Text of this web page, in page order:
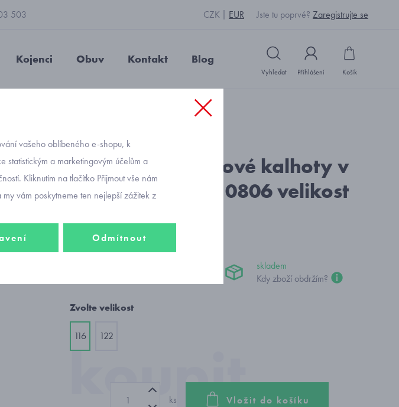
503 CZK EUR Jste tu poprvé? Zaregistrujte se
Kojenci Obuv Kontakt Blog
Vyhledat Přihlášení Košík
Objednávací kód: U21114_černá
Fantom softshellové kalhoty v
pase do nápletu 0806 velikost
skladem
Kdy zboží obdržím?
Zvolte velikost
116 122
ks Vložit do košíku
vašeho oblíbeného e-shopu, k
statistickým a marketingovým účelům a
Kliknutím na tlačítko Přijmout vše nám
vám poskytneme ten nejlepší zážitek z
Odmítnout